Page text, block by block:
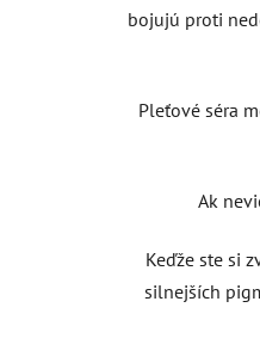
bojujú proti
Pleťové séra
Ak
Keďže ste si
silnejších